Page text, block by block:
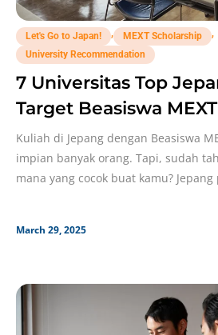
Let's Go to Japan! MEXT Scholarship
University Recommendation
7 Universitas Top
Target Beasiswa
Kuliah di Jepang dengan Beasiswa
impian banyak orang. Tapi, sudah
mana yang cocok buat kamu? Jepang
March 29, 2025